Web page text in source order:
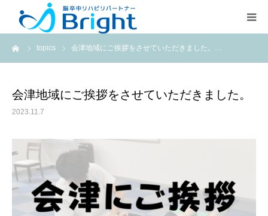
topics 会津地域にご挨拶をさせていただきました。…
会津地域にご挨拶をさせていただきました。
2023.11.7
Brightとは
疾患別ページ
よくある質問